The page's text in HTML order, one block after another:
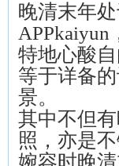
晚清末年
特地心酸
等于详备
景。
其中不但
照，亦是
婉容时晚